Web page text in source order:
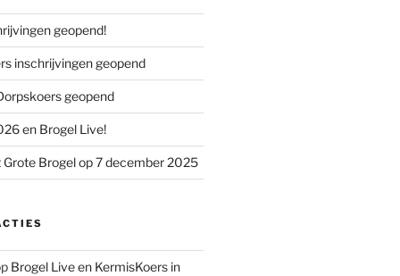
geopend!
inschrijvingen geopend
geopend
en Brogel Live!
Brogel op 7 december 2025
Brogel Live en KermisKoers in